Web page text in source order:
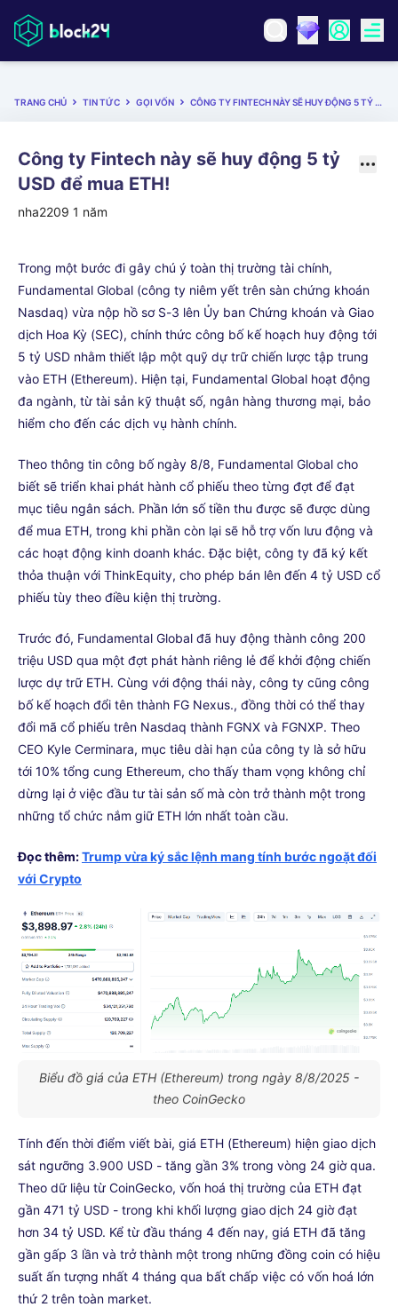
TRANG CHỦ TIN TỨC GỌI VỐN CÔNG TY FINTECH NÀY SẼ HUY ĐỘNG 5 TỶ USD ĐỂ MUA ETH!
Công ty Fintech này sẽ huy động 5 tỷ
USD để mua ETH!
nha2209 1 năm
Trong một bước đi gây chú ý toàn thị trường tài chính,
Fundamental Global (công ty niêm yết trên sàn chứng khoán
Nasdaq) vừa nộp hồ sơ S-3 lên Ủy ban Chứng khoán và Giao
dịch Hoa Kỳ (SEC), chính thức công bố kế hoạch huy động tới
5 tỷ USD nhằm thiết lập một quỹ dự trữ chiến lược tập trung
vào ETH (Ethereum). Hiện tại, Fundamental Global hoạt động
đa ngành, từ tài sản kỹ thuật số, ngân hàng thương mại, bảo
hiểm cho đến các dịch vụ hành chính.
Theo thông tin công bố ngày 8/8, Fundamental Global cho
biết sẽ triển khai phát hành cổ phiếu theo từng đợt để đạt
mục tiêu ngân sách. Phần lớn số tiền thu được sẽ được dùng
để mua ETH, trong khi phần còn lại sẽ hỗ trợ vốn lưu động và
các hoạt động kinh doanh khác. Đặc biệt, công ty đã ký kết
thỏa thuận với ThinkEquity, cho phép bán lên đến 4 tỷ USD cổ
phiếu tùy theo điều kiện thị trường.
Trước đó, Fundamental Global đã huy động thành công 200
triệu USD qua một đợt phát hành riêng lẻ để khởi động chiến
lược dự trữ ETH. Cùng với động thái này, công ty cũng công
bố kế hoạch đổi tên thành FG Nexus., đồng thời có thể thay
đổi mã cổ phiếu trên Nasdaq thành FGNX và FGNXP. Theo
CEO Kyle Cerminara, mục tiêu dài hạn của công ty là sở hữu
tới 10% tổng cung Ethereum, cho thấy tham vọng không chỉ
dừng lại ở việc đầu tư tài sản số mà còn trở thành một trong
những tổ chức nắm giữ ETH lớn nhất toàn cầu.
Đọc thêm:Trump vừa ký sắc lệnh mang tính bước ngoặt đối
với Crypto
Biểu đồ giá của ETH (Ethereum) trong ngày 8/8/2025 -
theo CoinGecko
Tính đến thời điểm viết bài, giá ETH (Ethereum) hiện giao dịch
sát ngưỡng 3.900 USD - tăng gần 3% trong vòng 24 giờ qua.
Theo dữ liệu từ CoinGecko, vốn hoá thị trường của ETH đạt
gần 471 tỷ USD - trong khi khối lượng giao dịch 24 giờ đạt
hơn 34 tỷ USD. Kể từ đầu tháng 4 đến nay, giá ETH đã tăng
gần gấp 3 lần và trở thành một trong những đồng coin có hiệu
suất ấn tượng nhất 4 tháng qua bất chấp việc có vốn hoá lớn
thứ 2 trên toàn market.